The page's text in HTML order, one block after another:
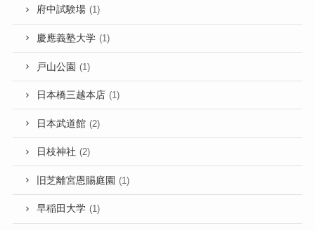
府中試験場 (1)
慶應義塾大学 (1)
戸山公園 (1)
日本橋三越本店 (1)
日本武道館 (2)
日枝神社 (2)
旧芝離宮恩賜庭園 (1)
早稲田大学 (1)